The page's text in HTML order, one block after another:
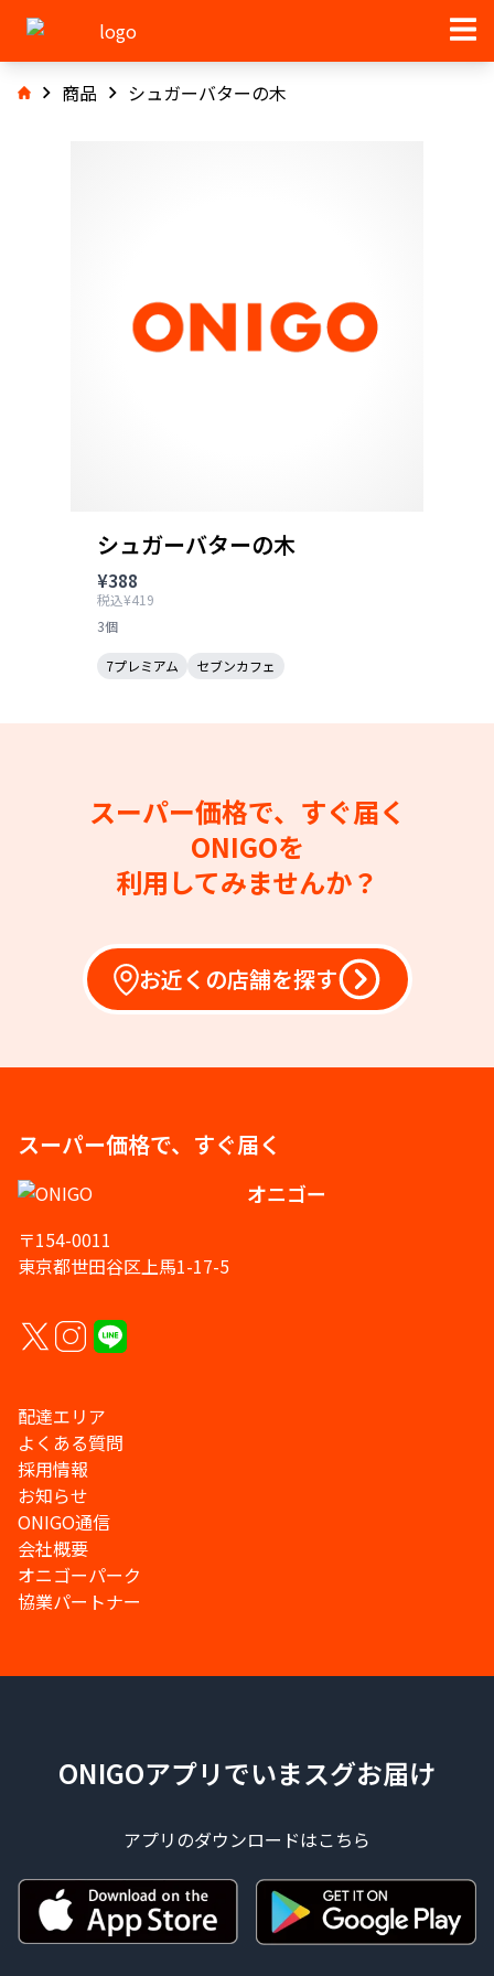
商品 シュガーバターの木
シュガーバターの木
¥388
税込¥419
3個
7プレミアム セブンカフェ
スーパー価格で、すぐ届く
ONIGOを
利用してみませんか？
お近くの店舗を探す
スーパー価格で、すぐ届く
オニゴー
〒154-0011
東京都世田谷区上馬1-17-5
配達エリア
よくある質問
採用情報
お知らせ
ONIGO通信
会社概要
オニゴーパーク
協業パートナー
ONIGOアプリでいまスグお届け
アプリのダウンロードはこちら